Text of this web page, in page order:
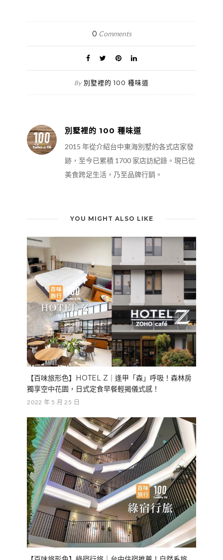
0 Comments
By 別墅裡的 100 種味道
別墅裡的 100 種味道
2015 年從介紹台中東海別墅的各式店家發
跡，至今已累積 1700 家店訪紀錄。現已從
美食跨足生活，乃至品牌行銷。
YOU MIGHT ALSO LIKE
【百味旅形色】HOTEL Z｜逢甲「森」呼吸！森林房
獨享空中花園，日式定食早餐輕揭儀式感！
2022 年 5 月 25 日